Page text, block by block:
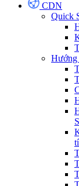
CDN
Quick
Hướng